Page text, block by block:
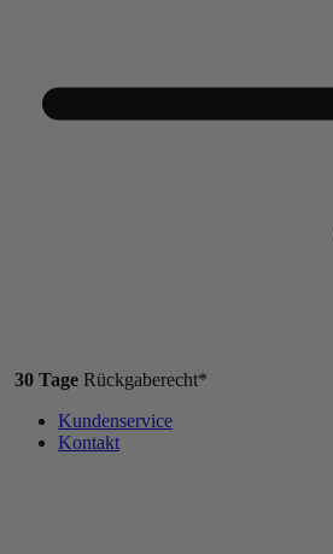
30 Tage Rückgaberecht*
Kundenservice
Kontakt